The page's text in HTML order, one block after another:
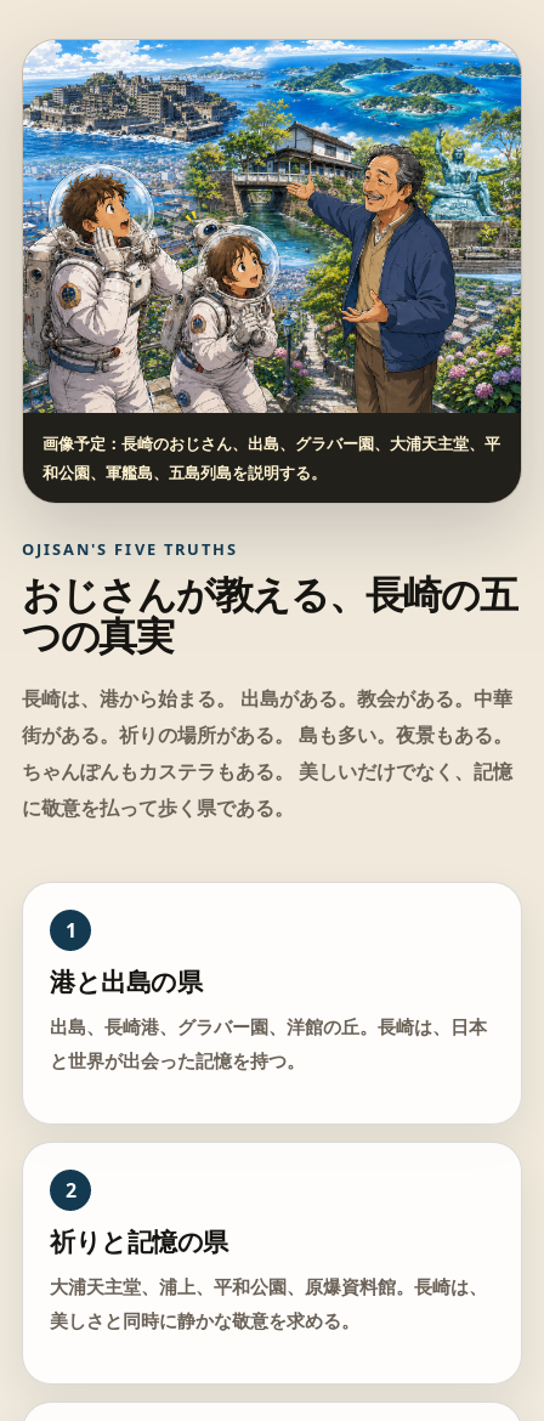
画像予定：長崎のおじさん、出島、グラバー園、大浦天主堂、平
和公園、軍艦島、五島列島を説明する。
OJISAN'S FIVE TRUTHS
おじさんが教える、長崎の五
つの真実
長崎は、港から始まる。 出島がある。教会がある。中華
街がある。祈りの場所がある。 島も多い。夜景もある。
ちゃんぽんもカステラもある。 美しいだけでなく、記憶
に敬意を払って歩く県である。
1
港と出島の県
出島、長崎港、グラバー園、洋館の丘。長崎は、日本
と世界が出会った記憶を持つ。
2
祈りと記憶の県
大浦天主堂、浦上、平和公園、原爆資料館。長崎は、
美しさと同時に静かな敬意を求める。